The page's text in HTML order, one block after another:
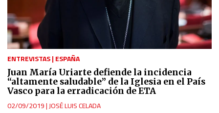
ENTREVISTAS| ESPAÑA
Juan María Uriarte defiende la incidencia
“altamente saludable” de la Iglesia en el País
Vasco para la erradicación de ETA
02/09/2019| JOSÉ LUIS CELADA